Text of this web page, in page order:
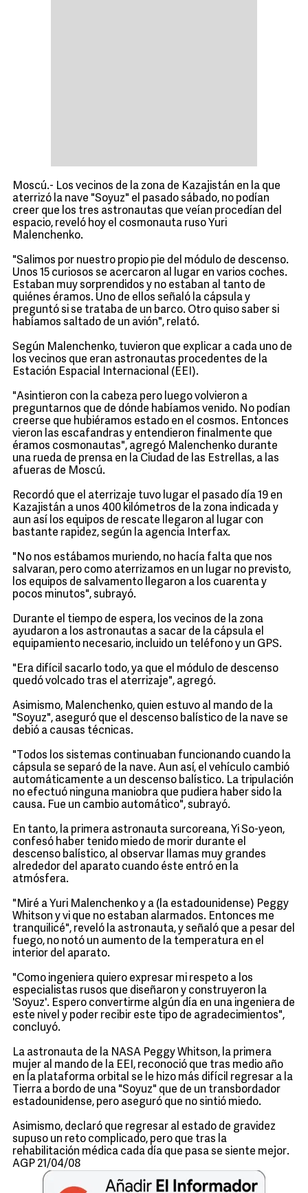
Moscú.- Los vecinos de la zona de Kazajistán en la que
aterrizó la nave "Soyuz" el pasado sábado, no podían
creer que los tres astronautas que veían procedían del
espacio, reveló hoy el cosmonauta ruso Yuri
Malenchenko.
"Salimos por nuestro propio pie del módulo de descenso.
Unos 15 curiosos se acercaron al lugar en varios coches.
Estaban muy sorprendidos y no estaban al tanto de
quiénes éramos. Uno de ellos señaló la cápsula y
preguntó si se trataba de un barco. Otro quiso saber si
habíamos saltado de un avión", relató.
Según Malenchenko, tuvieron que explicar a cada uno de
los vecinos que eran astronautas procedentes de la
Estación Espacial Internacional (EEI).
"Asintieron con la cabeza pero luego volvieron a
preguntarnos que de dónde habíamos venido. No podían
creerse que hubiéramos estado en el cosmos. Entonces
vieron las escafandras y entendieron finalmente que
éramos cosmonautas", agregó Malenchenko durante
una rueda de prensa en la Ciudad de las Estrellas, a las
afueras de Moscú.
Recordó que el aterrizaje tuvo lugar el pasado día 19 en
Kazajistán a unos 400 kilómetros de la zona indicada y
aun así los equipos de rescate llegaron al lugar con
bastante rapidez, según la agencia Interfax.
"No nos estábamos muriendo, no hacía falta que nos
salvaran, pero como aterrizamos en un lugar no previsto,
los equipos de salvamento llegaron a los cuarenta y
pocos minutos", subrayó.
Durante el tiempo de espera, los vecinos de la zona
ayudaron a los astronautas a sacar de la cápsula el
equipamiento necesario, incluido un teléfono y un GPS.
"Era difícil sacarlo todo, ya que el módulo de descenso
quedó volcado tras el aterrizaje", agregó.
Asimismo, Malenchenko, quien estuvo al mando de la
"Soyuz", aseguró que el descenso balístico de la nave se
debió a causas técnicas.
"Todos los sistemas continuaban funcionando cuando la
cápsula se separó de la nave. Aun así, el vehículo cambió
automáticamente a un descenso balístico. La tripulación
no efectuó ninguna maniobra que pudiera haber sido la
causa. Fue un cambio automático", subrayó.
En tanto, la primera astronauta surcoreana, Yi So-yeon,
confesó haber tenido miedo de morir durante el
descenso balístico, al observar llamas muy grandes
alrededor del aparato cuando éste entró en la
atmósfera.
"Miré a Yuri Malenchenko y a (la estadounidense) Peggy
Whitson y vi que no estaban alarmados. Entonces me
tranquilicé", reveló la astronauta, y señaló que a pesar del
fuego, no notó un aumento de la temperatura en el
interior del aparato.
"Como ingeniera quiero expresar mi respeto a los
especialistas rusos que diseñaron y construyeron la
'Soyuz'. Espero convertirme algún día en una ingeniera de
este nivel y poder recibir este tipo de agradecimientos",
concluyó.
La astronauta de la NASA Peggy Whitson, la primera
mujer al mando de la EEI, reconoció que tras medio año
en la plataforma orbital se le hizo más difícil regresar a la
Tierra a bordo de una "Soyuz" que de un transbordador
estadounidense, pero aseguró que no sintió miedo.
Asimismo, declaró que regresar al estado de gravidez
supuso un reto complicado, pero que tras la
rehabilitación médica cada día que pasa se siente mejor.
AGP 21/04/08